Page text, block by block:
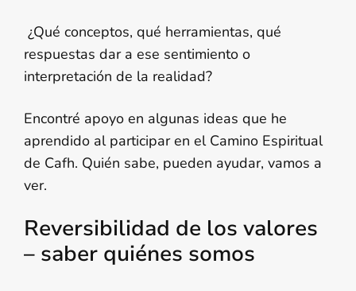
¿Qué conceptos, qué herramientas, qué
respuestas dar a ese sentimiento o
interpretación de la realidad?
Encontré apoyo en algunas ideas que he
aprendido al participar en el Camino Espiritual
de Cafh. Quién sabe, pueden ayudar, vamos a
ver.
Reversibilidad de los valores
– saber quiénes somos